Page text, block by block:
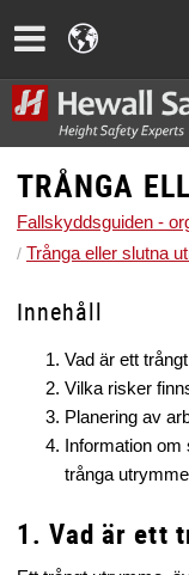
TRÅNGA
Fallskyddsguiden -
Trånga eller slutna
Innehåll
Vad är ett
Vilka risker
Planering av
Information
trånga
1. Vad är ett